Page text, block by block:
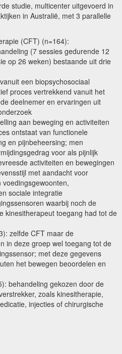
studie, multicenter uitgevoerd in
in Australië, met 3 parallelle
(CFT) (n=164):
(7 sessies gedurende 12
op 26 weken) bestaande uit drie
een biopsychosociaal
proces vertrekkend vanuit het
deelnemer en ervaringen uit
aan beweging en activiteiten
ontstaat van functionele
en pijnbeheersing; men
voor als pijnlijk
activiteiten en bewegingen
met aandacht voor
sociale integratie
waarbij noch de
kinesitherapeut toegang had tot de
zelfde CFT maar de
in deze groep wel toegang tot de
met deze gegevens
het bewegen beoordelen en
behandeling gekozen door de
zoals kinesitherapie,
injecties of chirurgische